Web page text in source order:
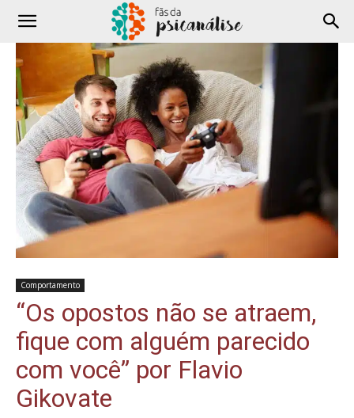
Comportamento
“Os opostos não se atraem,
fique com alguém parecido
com você” por Flavio
Gikovate